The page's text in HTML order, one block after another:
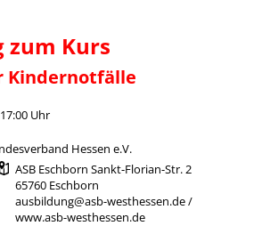
zum Kurs
Kindernotfälle
Uhr
Hessen e.V.
ASB Eschborn Sankt-Florian-Str. 2
65760 Eschborn
ausbildung@asb-westhessen.de /
www.asb-westhessen.de